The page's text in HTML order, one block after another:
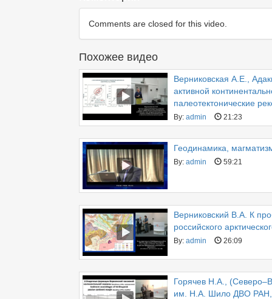
Comments are closed for this video.
Похожее видео
Верниковская А.Е.,
активной
палеотектонические
By: admin 21:23
Геодинамика,
By: admin 59:21
Верниковский В.А. К
российского
By: admin 26:09
Горячев Н.А.,
им. Н.А. Шило ДВО РАН,